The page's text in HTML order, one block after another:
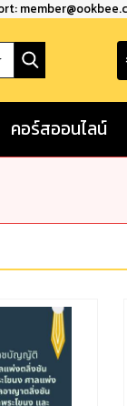
คอร์สออนไลน์